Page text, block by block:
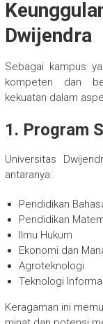
Dwijendra
Sebagai kampus
kompeten dan
kekuatan dalam
1. Program
Universitas
antaranya:
Pendidikan
Pendidikan
Ilmu Hukum
Ekonomi dan
Agroteknologi
Teknologi
Keragaman ini